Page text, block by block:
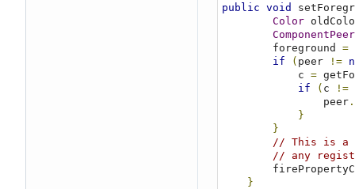
public void
Color
ComponentPeer
        foreground
=
if
( peer !=
            c
=
if
( c !=
                peer
.
}
}
// This is a
// any
}